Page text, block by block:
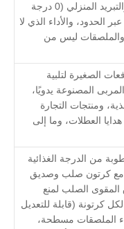
وعرض رف السوبر ماركت، والتبريد المنزلي (0 درجة
عبر الحدود، والأداء الذي لا
والملصقات ليس من
الصغيرة لتلبية
المصنوعة يدويًا،
ومنتجات التجارة
العطلات، وما إلى
من الدرجة الغذائية
كرتون صلب وصديق
الصلب لمنع
إلى 6000 قطعة لكل كرتونة (قابلة للتعديل
الملصقات مسطحة،